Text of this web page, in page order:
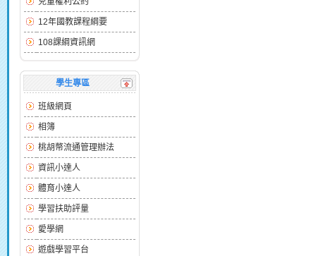
12年國教課程綱要
108課綱資訊網
學生專區
班級網頁
相簿
桃胡幣流通管理辦法
資訊小達人
體育小達人
學習扶助評量
愛學網
遊戲學習平台